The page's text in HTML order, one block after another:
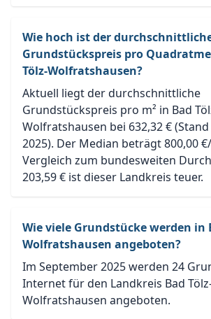
Wie hoch ist der
Grundstückspreis pro
Tölz-Wolfratshausen?
Aktuell liegt der durchschnittliche
Grundstückspreis pro m² in Bad
Wolfratshausen bei 632,32 €
2025). Der Median beträgt 800,00
Vergleich zum bundesweiten
203,59 € ist dieser Landkreis teuer.
Wie viele Grundstücke werden in
Wolfratshausen angeboten?
Im September 2025 werden 24
Internet für den Landkreis Bad
Wolfratshausen angeboten.